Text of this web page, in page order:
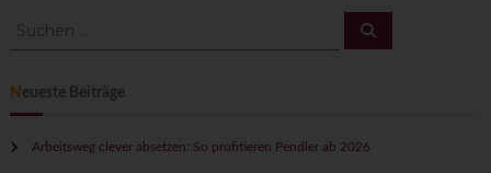
h
n
S
Neueste Beiträge
Arbeitsweg clever absetzen: So profitieren Pendler ab 2026